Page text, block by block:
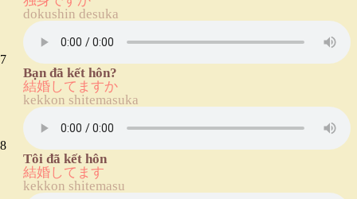
dokushin desuka
7
Bạn đã kết hôn?
結婚してますか
kekkon shitemasuka
8
Tôi đã kết hôn
結婚してます
kekkon shitemasu